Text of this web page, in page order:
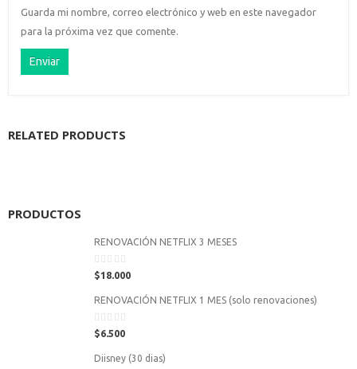
Guarda mi nombre, correo electrónico y web en este navegador
para la próxima vez que comente.
RELATED PRODUCTS
PRODUCTOS
RENOVACIÓN NETFLIX 3 MESES
0
out
5
$18.000
RENOVACIÓN NETFLIX 1 MES (solo renovaciones)
0
out
5
$6.500
Diisney (30 dias)